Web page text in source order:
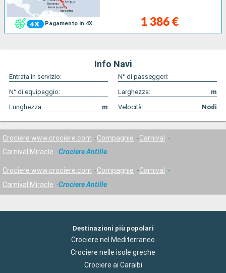
Pagamento in 4X 1 386 €
Info Navi
Entrata in servizio:
N° di passeggeri:
N° di equipaggio:
Larghezza:
m
Lunghezza:
m Velocità: Nodi
Crociere www.crociere.com Compagnie
Carnival
Carnival Miracle
Crociere Antille
Crociere www.crociere.com Compagnie
Carnival
Carnival Miracle
Crociere Antille
Destinazioni più popolari
Crociere nel Mediterraneo
Crociere nelle isole greche
Crociere ai Caraibi